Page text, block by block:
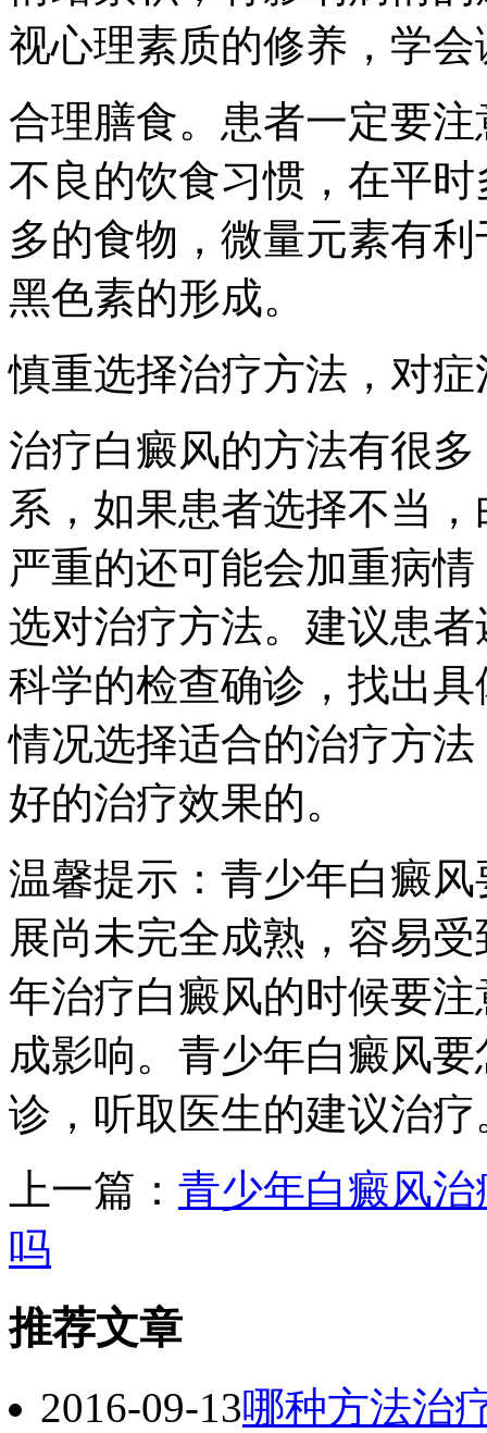
视心理素质的修养，学
合理膳食。患者一定要
不良的饮食习惯，在平
多的食物，微量元素有
黑色素的形成。
慎重选择治疗方法，对
治疗白癜风的方法有很
系，如果患者选择不当
严重的还可能会加重病
选对治疗方法。建议患
科学的检查确诊，找出
情况选择适合的治疗方
好的治疗效果的。
温馨提示：青少年白癜
展尚未完全成熟，容易
年治疗白癜风的时候要
成影响。青少年白癜风
诊，听取医生的建议治疗
上一篇： 青少年白癜风治
吗
推荐文章
2016-09-13哪种方法治